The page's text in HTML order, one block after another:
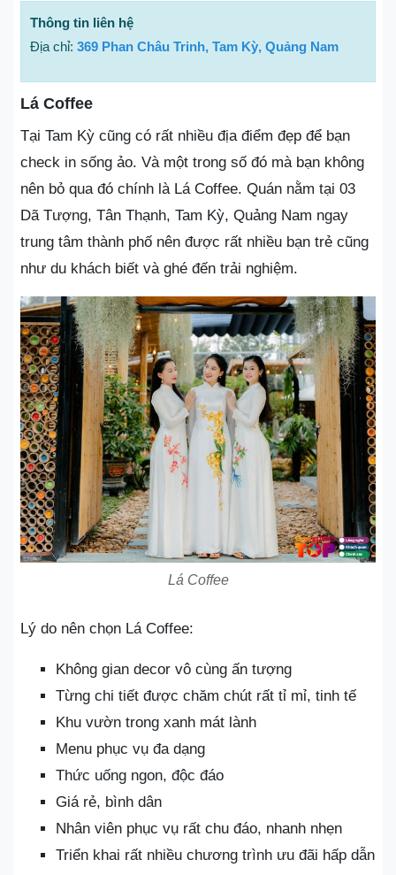
Thông tin liên hệ
Địa chỉ: 369 Phan Châu Trinh, Tam Kỳ, Quảng Nam
Lá Coffee
Tại Tam Kỳ cũng có rất nhiều địa điểm đẹp để bạn
check in sống ảo. Và một trong số đó mà bạn không
nên bỏ qua đó chính là Lá Coffee. Quán nằm tại 03
Dã Tượng, Tân Thạnh, Tam Kỳ, Quảng Nam ngay
trung tâm thành phố nên được rất nhiều bạn trẻ cũng
như du khách biết và ghé đến trải nghiệm.
Lá Coffee
Lý do nên chọn Lá Coffee:
Không gian decor vô cùng ấn tượng
Từng chi tiết được chăm chút rất tỉ mỉ, tinh tế
Khu vườn trong xanh mát lành
Menu phục vụ đa dạng
Thức uống ngon, độc đáo
Giá rẻ, bình dân
Nhân viên phục vụ rất chu đáo, nhanh nhẹn
Triển khai rất nhiều chương trình ưu đãi hấp dẫn